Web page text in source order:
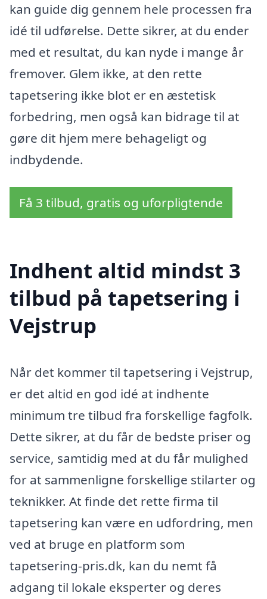
kan guide dig gennem hele processen fra
idé til udførelse. Dette sikrer, at du ender
med et resultat, du kan nyde i mange år
fremover. Glem ikke, at den rette
tapetsering ikke blot er en æstetisk
forbedring, men også kan bidrage til at
gøre dit hjem mere behageligt og
indbydende.
Få 3 tilbud, gratis og uforpligtende
Indhent altid mindst 3
tilbud på tapetsering i
Vejstrup
Når det kommer til tapetsering i Vejstrup,
er det altid en god idé at indhente
minimum tre tilbud fra forskellige fagfolk.
Dette sikrer, at du får de bedste priser og
service, samtidig med at du får mulighed
for at sammenligne forskellige stilarter og
teknikker. At finde det rette firma til
tapetsering kan være en udfordring, men
ved at bruge en platform som
tapetsering-pris.dk, kan du nemt få
adgang til lokale eksperter og deres